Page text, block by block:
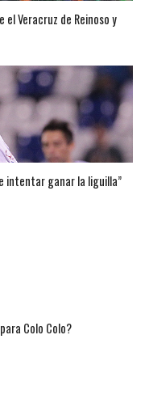
Veracruz de Reinoso y
intentar ganar la liguilla”
Colo Colo?